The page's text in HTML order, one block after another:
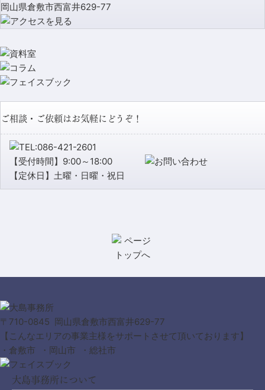
岡山県倉敷市西富井629-77
ご相談・ご依頼はお気軽にどうぞ！
【受付時間】9:00～18:00
【定休日】土曜・日曜・祝日
〒710-0845 岡山県倉敷市西富井629-77
【こんなエリアの事業主様をサポートさせて頂いております】
・倉敷市 ・岡山市 ・総社市
大島事務所について